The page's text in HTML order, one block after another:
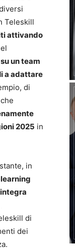
Teleskill
attivando
un team
a adattare
di
2025 in
in
di
dei